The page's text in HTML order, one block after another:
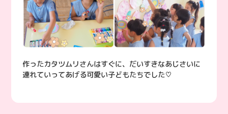
作ったカタツムリさんはすぐに、だいすきなあじさいに
連れていってあげる可愛い子どもたちでした♡